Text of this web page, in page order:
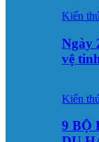
Kiến
Ngày
vệ
Kiến
9 BỘ